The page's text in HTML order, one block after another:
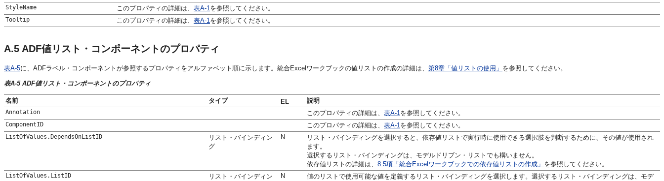
StyleName このプロパティの詳細は、 表A-1 を参照してください。
Tooltip このプロパティの詳細は、 表A-1 を参照してください。
A.5 ADF値リスト・コンポーネントのプロパティ
表A-5に、ADFラベル・コンポーネントが参照するプロパティをアルファベット順に示します。統合Excelワークブックの値リストの作成の詳細は、 第8章「値リストの使用」 を参照してください。
表A-5 ADF値リスト・コンポーネントのプロパティ
名前 タイプ EL 説明
Annotation このプロパティの詳細は、 表A-1 を参照してください。
ComponentID このプロパティの詳細は、 表A-1 を参照してください。
ListOfValues.DependsOnListID
リスト・バインディン
グ
N
リスト・バインディングを選択すると、依存値リストで実行時に使用できる選択肢を判断するために、その値が使用され
ます。
選択するリスト・バインディングは、モデルドリブン・リストでも構いません。
依存値リストの詳細は、 8.5項「統合Excelワークブックでの依存値リストの作成」 を参照してください。
ListOfValues.ListID
リスト・バインディン
N
値のリストで使用可能な値を定義するリスト・バインディングを選択します。選択するリスト・バインディングは、モデ